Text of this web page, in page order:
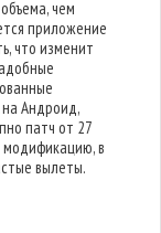
чем
приложение
что изменит
Андроид,
патч от 27
модификацию, в
вылеты.